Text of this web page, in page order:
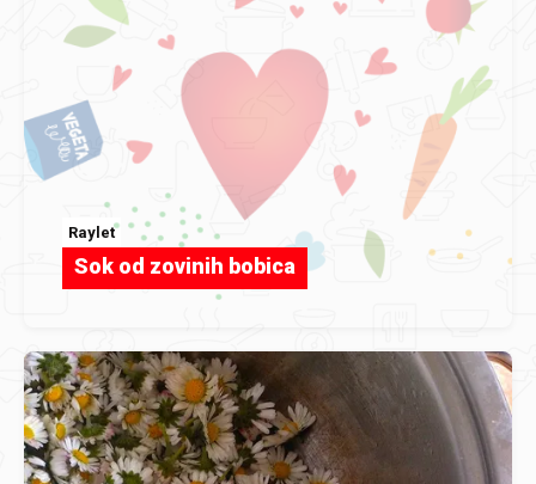
Raylet
Sok od zovinih bobica